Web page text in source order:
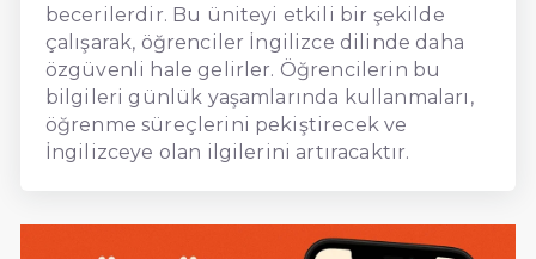
becerilerdir. Bu üniteyi etkili bir şekilde
çalışarak, öğrenciler İngilizce dilinde daha
özgüvenli hale gelirler. Öğrencilerin bu
bilgileri günlük yaşamlarında kullanmaları,
öğrenme süreçlerini pekiştirecek ve
İngilizceye olan ilgilerini artıracaktır.